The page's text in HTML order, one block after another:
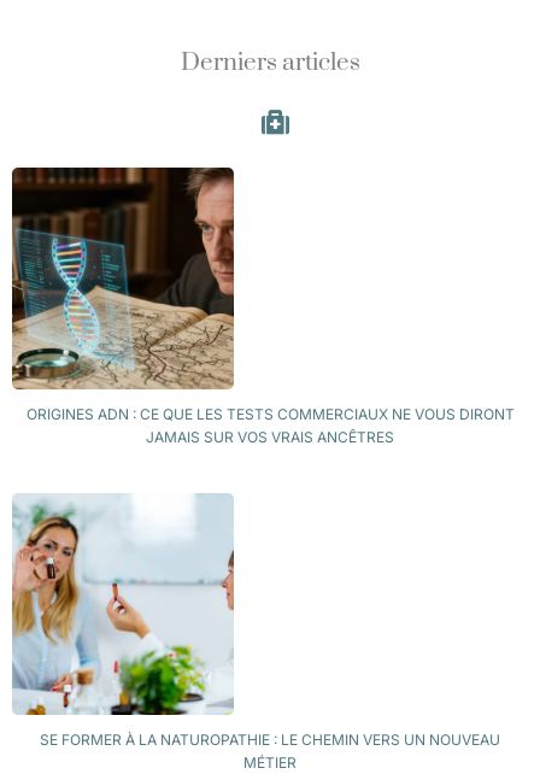
Derniers articles
ORIGINES ADN : CE QUE LES TESTS COMMERCIAUX NE VOUS DIRONT
JAMAIS SUR VOS VRAIS ANCÊTRES
SE FORMER À LA NATUROPATHIE : LE CHEMIN VERS UN NOUVEAU
MÉTIER